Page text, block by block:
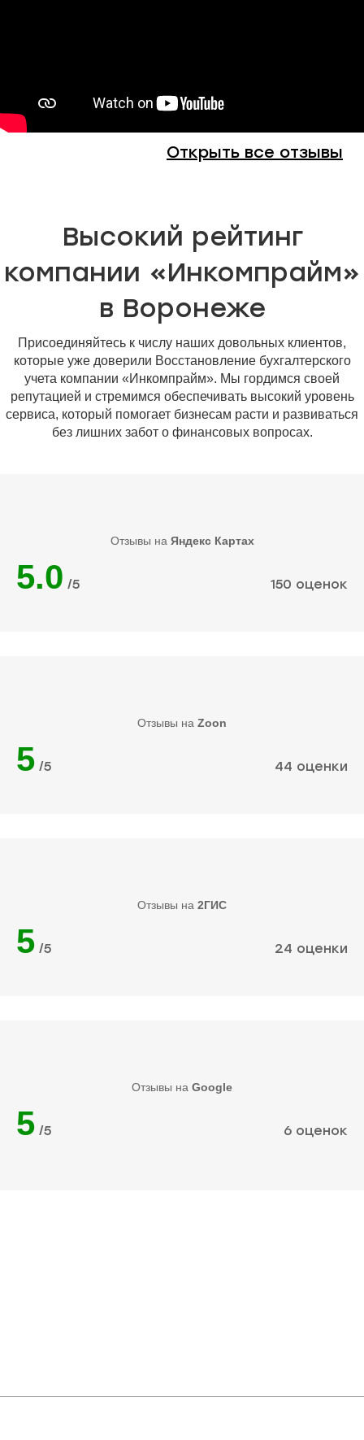
Открыть все отзывы
Высокий рейтинг
компании «Инкомпрайм»
в Воронеже
Присоединяйтесь к числу наших довольных клиентов,
которые уже доверили Восстановление бухгалтерского
учета компании «Инкомпрайм». Мы гордимся своей
репутацией и стремимся обеспечивать высокий уровень
сервиса, который помогает бизнесам расти и развиваться
без лишних забот о финансовых вопросах.
Отзывы на Яндекс Картах
5.0 /5 150 оценок
Отзывы на Zoon
5 /5 44 оценки
Отзывы на 2ГИС
5 /5 24 оценки
Отзывы на Google
5 /5 6 оценок